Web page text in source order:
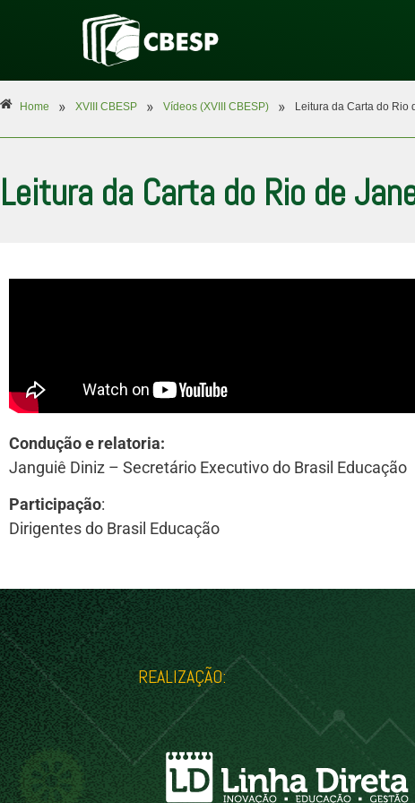
Home » XVIII CBESP » Vídeos (XVIII CBESP) » Leitura da Carta do Rio
Leitura da Carta do Rio de
Condução e relatoria:
Janguiê Diniz – Secretário Executivo do Brasil Educação
Participação:
Dirigentes do Brasil Educação
REALIZAÇÃO: